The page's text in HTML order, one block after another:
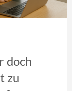
doch
zu